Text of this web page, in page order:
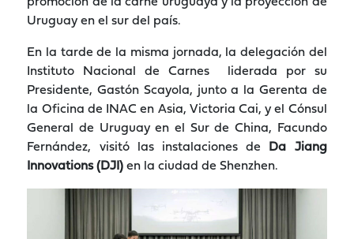
promoción de la carne uruguaya y la proyección de
Uruguay en el sur del país.
En la tarde de la misma jornada, la delegación del
Instituto Nacional de Carnes liderada por su
Presidente, Gastón Scayola, junto a la Gerenta de
la Oficina de INAC en Asia, Victoria Cai, y el Cónsul
General de Uruguay en el Sur de China, Facundo
Fernández, visitó las instalaciones de Da Jiang
Innovations (DJI) en la ciudad de Shenzhen.